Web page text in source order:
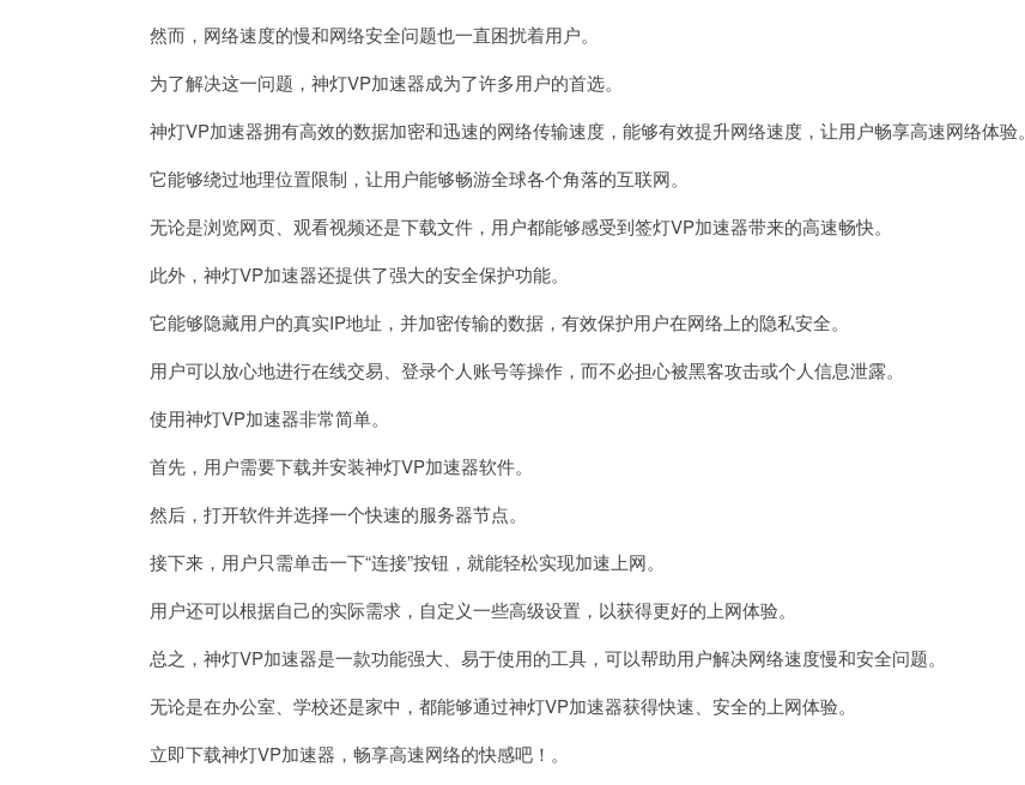
然而，网络速度的慢和网络安全问题也一直困扰着用户。
为了解决这一问题，神灯VP加速器成为了许多用户的首选。
神灯VP加速器拥有高效的数据加密和迅速的网络传输速度，能够有效提升网络速度，让用户畅享高速网络体验。
它能够绕过地理位置限制，让用户能够畅游全球各个角落的互联网。
无论是浏览网页、观看视频还是下载文件，用户都能够感受到签灯VP加速器带来的高速畅快。
此外，神灯VP加速器还提供了强大的安全保护功能。
它能够隐藏用户的真实IP地址，并加密传输的数据，有效保护用户在网络上的隐私安全。
用户可以放心地进行在线交易、登录个人账号等操作，而不必担心被黑客攻击或个人信息泄露。
使用神灯VP加速器非常简单。
首先，用户需要下载并安装神灯VP加速器软件。
然后，打开软件并选择一个快速的服务器节点。
接下来，用户只需单击一下“连接”按钮，就能轻松实现加速上网。
用户还可以根据自己的实际需求，自定义一些高级设置，以获得更好的上网体验。
总之，神灯VP加速器是一款功能强大、易于使用的工具，可以帮助用户解决网络速度慢和安全问题。
无论是在办公室、学校还是家中，都能够通过神灯VP加速器获得快速、安全的上网体验。
立即下载神灯VP加速器，畅享高速网络的快感吧！。